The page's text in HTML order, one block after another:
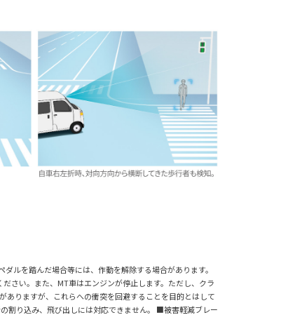
ルを踏んだ場合等には、作動を解除する場合があります。
さい。また、MT車はエンジンが停止します。ただし、クラ
りますが、これらへの衝突を回避することを目的とはして
割り込み、飛び出しには対応できません。 ■被害軽減ブレー